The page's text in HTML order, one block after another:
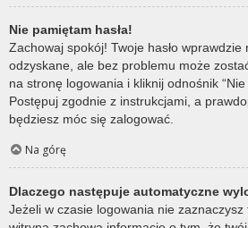
Nie pamiętam hasła!
Zachowaj spokój! Twoje hasło wprawdzie
odzyskane, ale bez problemu może
na stronę logowania i kliknij odnośnik “Nie
Postępuj zgodnie z instrukcjami, a
będziesz móc się zalogować.
Na górę
Dlaczego następuje automatyczne
Jeżeli w czasie logowania nie zaznaczysz